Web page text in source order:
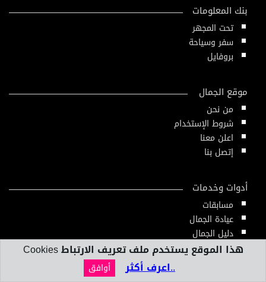
بنك المعلومات
تحت المجهر
سفر وسياحة
بروفايل
موقع الجمال
من نحن
شروط الإستخدام
اعلن معنا
إتصل بنا
أدوات وخدمات
مسابقات
عيادة الجمال
دليل الجمال
أدوات ومقاييس
هذا الموقع يستخدم ملف تعريف الارتباط Cookies
..اعرف أكثر
أوافق